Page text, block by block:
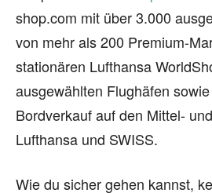
shop.com mit über 3.000
von mehr als 200 Premium-
stationären Lufthansa
ausgewählten Flughäfen
Bordverkauf auf den Mittel-
Lufthansa und SWISS.
Wie du sicher gehen kannst,